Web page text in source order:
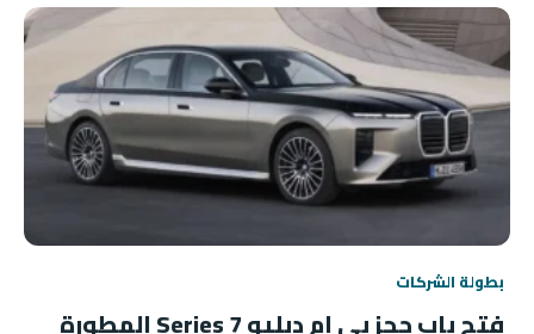
بطولة الشركات
فتح باب حجز بي إم دبليو 7 Series المطورة